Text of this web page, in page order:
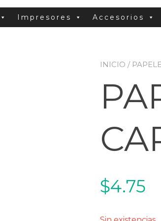
Impresores Accesorios
INICIO /
$4.75